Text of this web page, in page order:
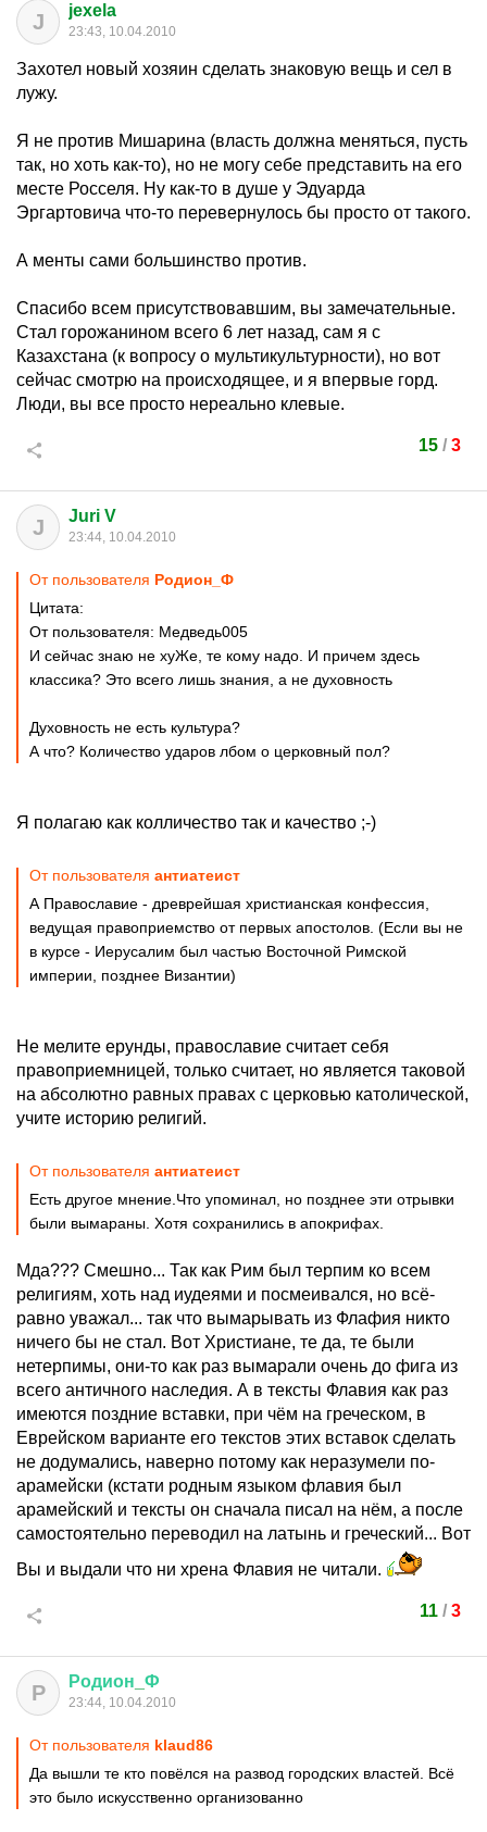
J jexela
23:43, 10.04.2010
Захотел новый хозяин сделать знаковую вещь и сел в
лужу.
Я не против Мишарина (власть должна меняться, пусть
так, но хоть как-то), но не могу себе представить на его
месте Росселя. Ну как-то в душе у Эдуарда
Эргартовича что-то перевернулось бы просто от такого.
А менты сами большинство против.
Спасибо всем присутствовавшим, вы замечательные.
Стал горожанином всего 6 лет назад, сам я с
Казахстана (к вопросу о мультикультурности), но вот
сейчас смотрю на происходящее, и я впервые горд.
Люди, вы все просто нереально клевые.
15 / 3
J Juri V
23:44, 10.04.2010
От пользователя Родион_Ф
Цитата:
От пользователя: Медведь005
И сейчас знаю не хуЖе, те кому надо. И причем здесь
классика? Это всего лишь знания, а не духовность
Духовность не есть культура?
А что? Количество ударов лбом о церковный пол?
Я полагаю как колличество так и качество ;-)
От пользователя антиатеист
А Православие - древрейшая христианская конфессия,
ведущая правоприемство от первых апостолов. (Если вы не
в курсе - Иерусалим был частью Восточной Римской
империи, позднее Византии)
Не мелите ерунды, православие считает себя
правоприемницей, только считает, но является таковой
на абсолютно равных правах с церковью католической,
учите историю религий.
От пользователя антиатеист
Есть другое мнение.Что упоминал, но позднее эти отрывки
были вымараны. Хотя сохранились в апокрифах.
Мда??? Смешно... Так как Рим был терпим ко всем
религиям, хоть над иудеями и посмеивался, но всё-
равно уважал... так что вымарывать из Флафия никто
ничего бы не стал. Вот Христиане, те да, те были
нетерпимы, они-то как раз вымарали очень до фига из
всего античного наследия. А в тексты Флавия как раз
имеются поздние вставки, при чём на греческом, в
Еврейском варианте его текстов этих вставок сделать
не додумались, наверно потому как неразумели по-
арамейски (кстати родным языком флавия был
арамейский и тексты он сначала писал на нём, а после
самостоятельно переводил на латынь и греческий... Вот
Вы и выдали что ни хрена Флавия не читали.
11/ 3
Р Родион Ф
23:44, 10.04.2010
От пользователя klaud86
Да вышли те кто повёлся на развод городских властей. Всё
это было искусственно организованно